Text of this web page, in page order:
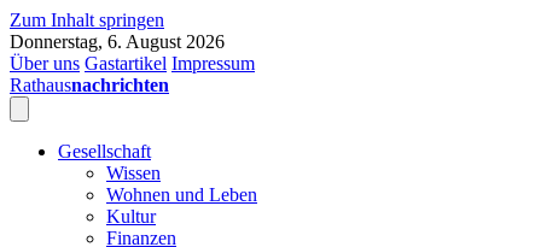
Zum Inhalt springen
Donnerstag, 6. August 2026
Über uns Gastartikel Impressum
Rathausnachrichten
Gesellschaft
Wissen
Wohnen und Leben
Kultur
Finanzen